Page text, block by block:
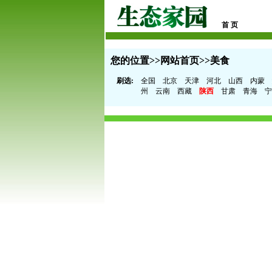
首 页
您的位置>>网站首页>>美食
刷选: 全国 北京 天津 河北 山西 内蒙
州
云南 西藏 陕西 甘肃 青海